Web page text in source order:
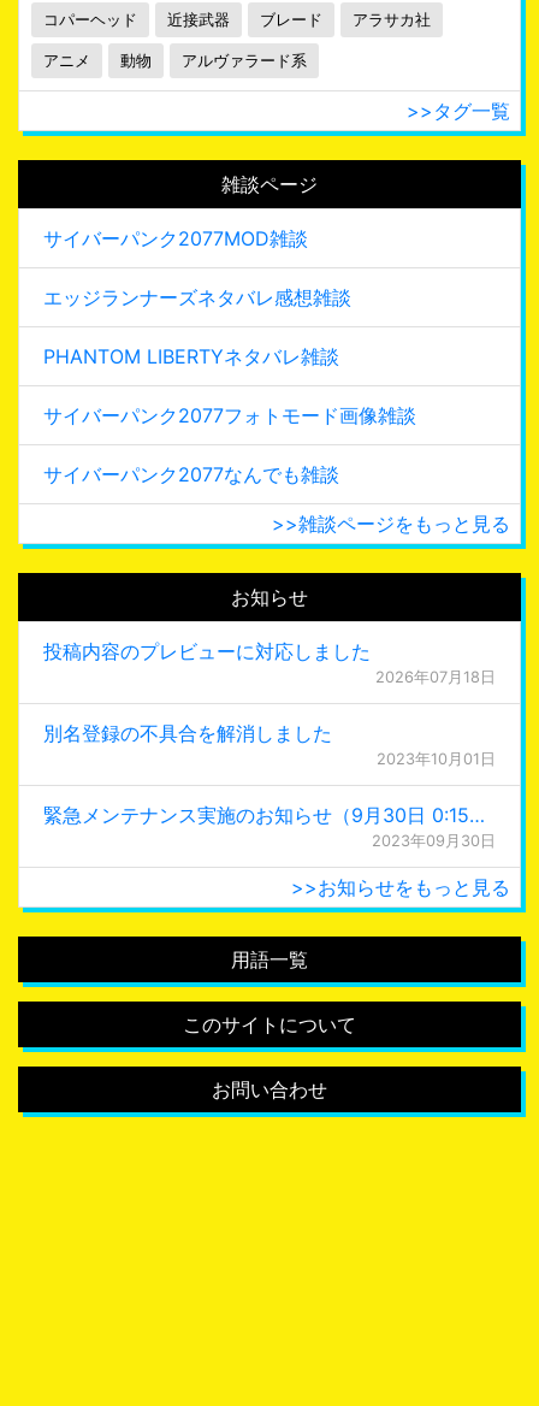
コパーヘッド 近接武器 ブレード アラサカ社
アニメ 動物 アルヴァラード系
>>タグ一覧
雑談ページ
サイバーパンク2077MOD雑談
エッジランナーズネタバレ感想雑談
PHANTOM LIBERTYネタバレ雑談
サイバーパンク2077フォトモード画像雑談
サイバーパンク2077なんでも雑談
>>雑談ページをもっと見る
お知らせ
投稿内容のプレビューに対応しました
2026年07月18日
別名登録の不具合を解消しました
2023年10月01日
緊急メンテナンス実施のお知らせ（9月30日 0:15更新）
2023年09月30日
>>お知らせをもっと見る
用語一覧
このサイトについて
お問い合わせ